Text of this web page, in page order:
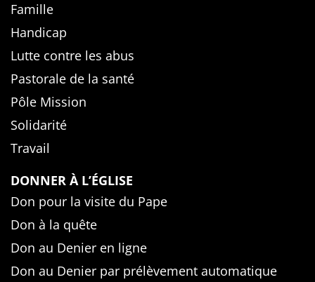
Famille
Handicap
Lutte contre les abus
Pastorale de la santé
Pôle Mission
Solidarité
Travail
DONNER À L’ÉGLISE
Don pour la visite du Pape
Don à la quête
Don au Denier en ligne
Don au Denier par prélèvement automatique